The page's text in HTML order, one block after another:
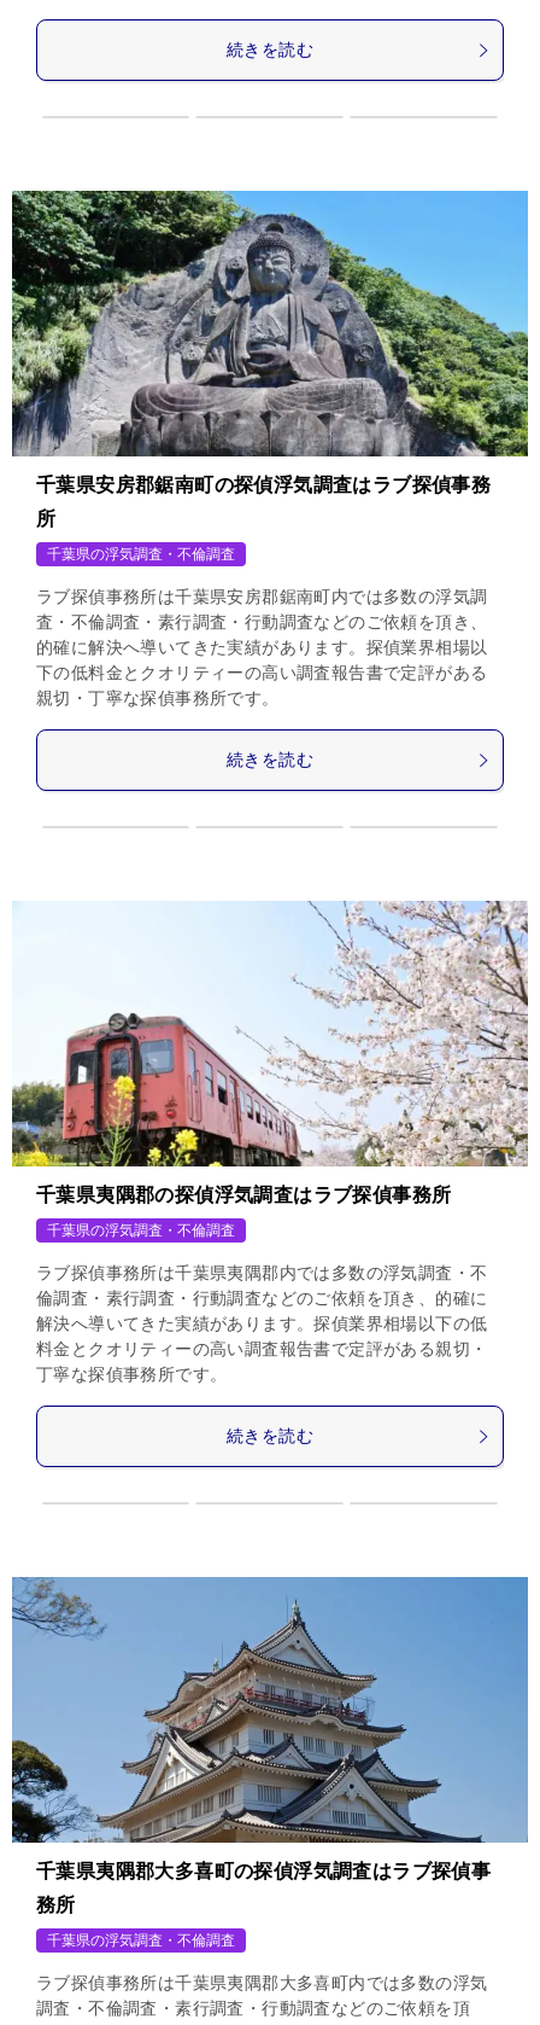
続きを読む
千葉県安房郡鋸南町の探偵浮気調査はラブ探偵事務
所
千葉県の浮気調査・不倫調査
ラブ探偵事務所は千葉県安房郡鋸南町内では多数の浮気調
査・不倫調査・素行調査・行動調査などのご依頼を頂き、
的確に解決へ導いてきた実績があります。探偵業界相場以
下の低料金とクオリティーの高い調査報告書で定評がある
親切・丁寧な探偵事務所です。
続きを読む
千葉県夷隅郡の探偵浮気調査はラブ探偵事務所
千葉県の浮気調査・不倫調査
ラブ探偵事務所は千葉県夷隅郡内では多数の浮気調査・不
倫調査・素行調査・行動調査などのご依頼を頂き、的確に
解決へ導いてきた実績があります。探偵業界相場以下の低
料金とクオリティーの高い調査報告書で定評がある親切・
丁寧な探偵事務所です。
続きを読む
千葉県夷隅郡大多喜町の探偵浮気調査はラブ探偵事
務所
千葉県の浮気調査・不倫調査
ラブ探偵事務所は千葉県夷隅郡大多喜町内では多数の浮気
調査・不倫調査・素行調査・行動調査などのご依頼を頂